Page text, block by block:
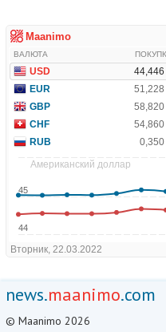
news.maanimo.com
© Maanimo 2026